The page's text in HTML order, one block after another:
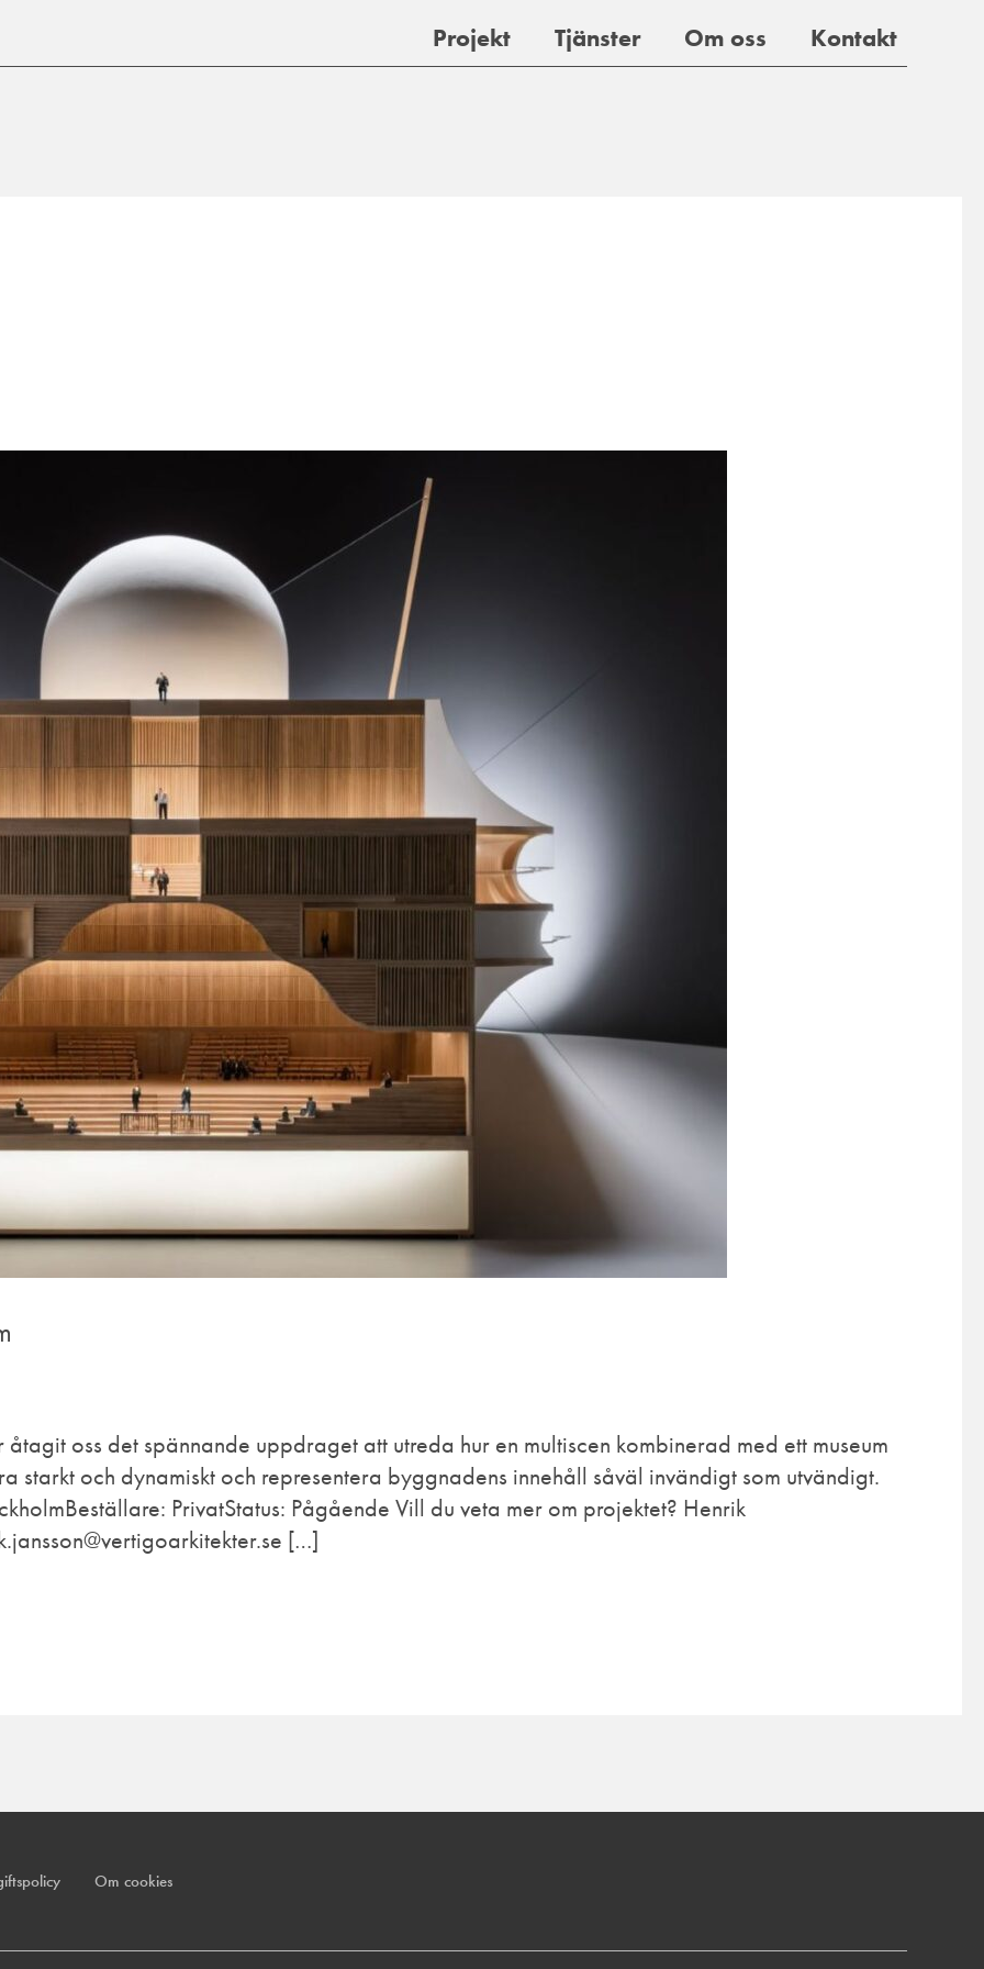
Projekt Tjänster Om oss Kontakt
oss det spännande uppdraget att utreda hur en multiscen kombinerad med ett museum
starkt och dynamiskt och representera byggnadens innehåll såväl invändigt som utvändigt.
PrivatStatus: Pågående Vill du veta mer om projektet? Henrik
[…]
Om cookies